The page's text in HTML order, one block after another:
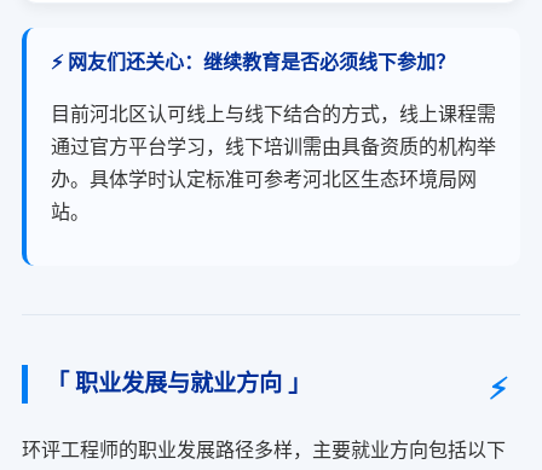
⚡ 网友们还关心：继续教育是否必须线下参加？
目前河北区认可线上与线下结合的方式，线上课程需
通过官方平台学习，线下培训需由具备资质的机构举
办。具体学时认定标准可参考河北区生态环境局网
站。
「 职业发展与就业方向 」
环评工程师的职业发展路径多样，主要就业方向包括以下